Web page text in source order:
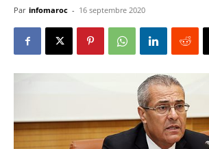
Par infomaroc - 16 septembre 2020